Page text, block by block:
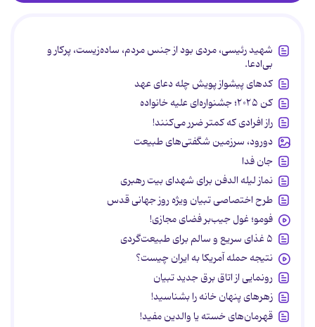
شهید رئیسی، مردی بود از جنس مردم، ساده‌زیست، پرکار و
بی‌ادعا.
کدهای پیشواز پویش چله دعای عهد
کن ۲۰۲۵؛ جشنواره‌ای علیه خانواده
راز افرادی که کمتر ضرر می‌کنند!
دورود، سرزمین شگفتی‌های طبیعت
جان فدا
نماز لیله الدفن برای شهدای بیت رهبری
طرح اختصاصی تبیان ویژه روز جهانی قدس
فومو؛ غول جیب‌بر فضای مجازی!
۵ غذای سریع و سالم برای طبیعت‌گردی
نتیجه حمله آمریکا به ایران چیست؟
رونمایی از اتاق برق جدید تبیان
زهرهای پنهان خانه را بشناسید!
قهرمان‌های خسته یا والدین مفید!